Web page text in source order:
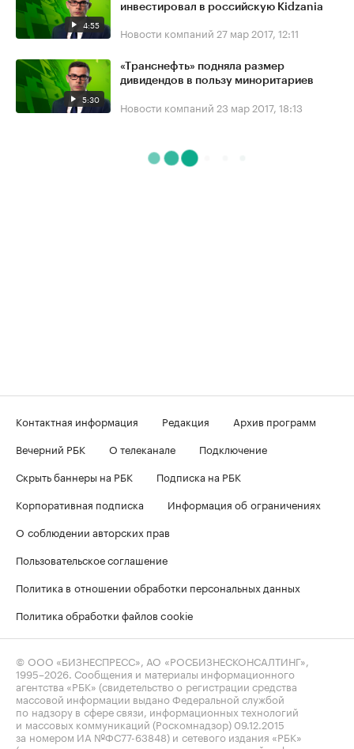
4:55
инвестировал в российскую Kidzania
Новости компаний 27 мар 2017, 12:11
5:30
«Транснефть» подняла размер
дивидендов в пользу миноритариев
Новости компаний 23 мар 2017, 18:13
Контактная информация Редакция
Архив программ
Вечерний РБК
О телеканале
Подключение
Скрыть баннеры на РБК
Подписка на РБК
Корпоративная подписка
Информация об ограничениях
О соблюдении авторских прав
Пользовательское соглашение
Политика в отношении обработки персональных данных
Политика обработки файлов cookie
© ООО «БИЗНЕСПРЕСС», АО «РОСБИЗНЕСКОНСАЛТИНГ»,
1995–2026. Сообщения и материалы информационного
агентства «РБК» (свидетельство о регистрации средства
массовой информации выдано Федеральной службой
по надзору в сфере связи, информационных технологий
и массовых коммуникаций (Роскомнадзор) 09.12.2015
за номером ИА №ФС77-63848) и сетевого издания «РБК»